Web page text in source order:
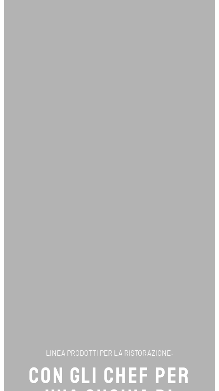
LINEA PRODOTTI PER LA RISTORAZIONE.
CON GLI CHEF PER